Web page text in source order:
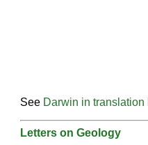
See Darwin in translation
Letters on Geology